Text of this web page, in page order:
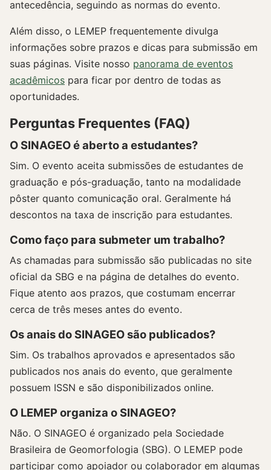
antecedência, seguindo as normas do evento.
Além disso, o LEMEP frequentemente divulga
informações sobre prazos e dicas para submissão em
suas páginas. Visite nosso panorama de eventos
acadêmicos para ficar por dentro de todas as
oportunidades.
Perguntas Frequentes (FAQ)
O SINAGEO é aberto a estudantes?
Sim. O evento aceita submissões de estudantes de
graduação e pós-graduação, tanto na modalidade
pôster quanto comunicação oral. Geralmente há
descontos na taxa de inscrição para estudantes.
Como faço para submeter um trabalho?
As chamadas para submissão são publicadas no site
oficial da SBG e na página de detalhes do evento.
Fique atento aos prazos, que costumam encerrar
cerca de três meses antes do evento.
Os anais do SINAGEO são publicados?
Sim. Os trabalhos aprovados e apresentados são
publicados nos anais do evento, que geralmente
possuem ISSN e são disponibilizados online.
O LEMEP organiza o SINAGEO?
Não. O SINAGEO é organizado pela Sociedade
Brasileira de Geomorfologia (SBG). O LEMEP pode
participar como apoiador ou colaborador em algumas